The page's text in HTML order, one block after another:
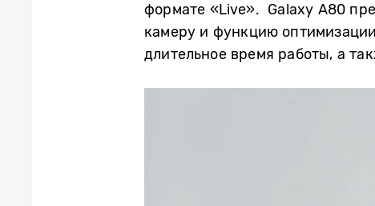
формате «Live». Galaxy A80
камеру и функцию
длительное время работы, а